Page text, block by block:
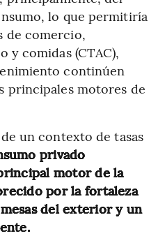
lo que permitiría
de comercio,
y comidas (CTAC),
continúen
principales motores de
un contexto de tasas
privado
motor de la
por la fortaleza
del exterior y un